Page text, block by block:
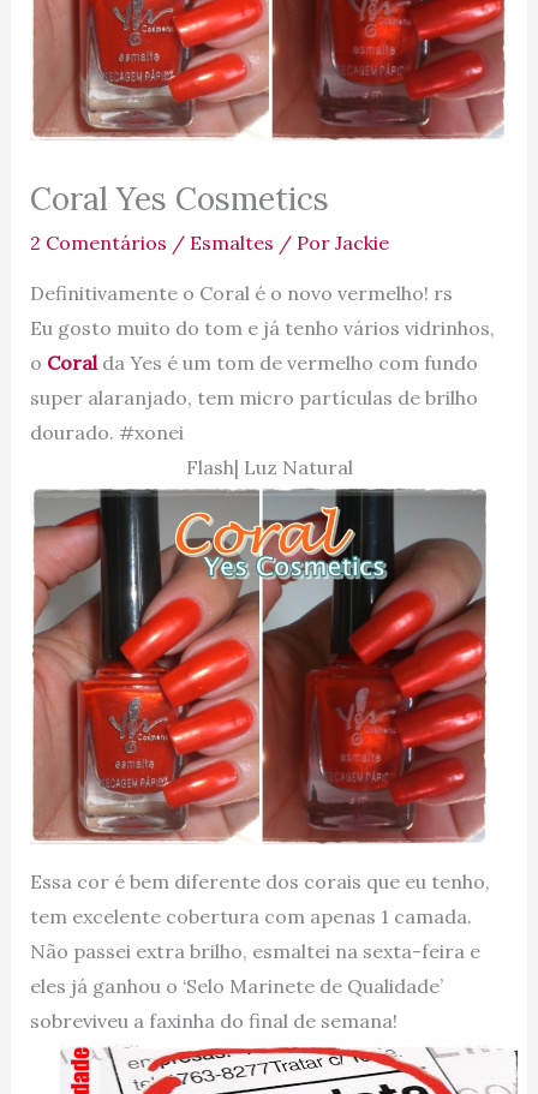
Coral Yes Cosmetics
2 Comentários / Esmaltes / Por Jackie
Definitivamente o Coral é o novo vermelho! rs
Eu gosto muito do tom e já tenho vários vidrinhos,
o Coral da Yes é um tom de vermelho com fundo
super alaranjado, tem micro partículas de brilho
dourado. #xonei
Flash| Luz Natural
Essa cor é bem diferente dos corais que eu tenho,
tem excelente cobertura com apenas 1 camada.
Não passei extra brilho, esmaltei na sexta-feira e
eles já ganhou o ‘Selo Marinete de Qualidade’
sobreviveu a faxinha do final de semana!